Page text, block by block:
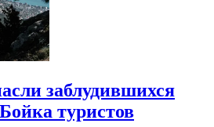
заблудившихся
туристов